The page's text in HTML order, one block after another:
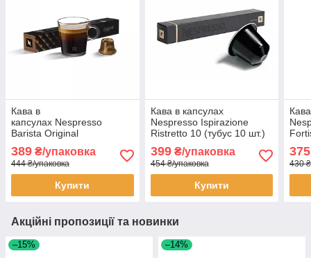
Кава в
капсулах Nespresso
Barista Original
Швейцарія Неспресо
ароматний смак шоколаду
389 ₴/упаковка
444 ₴/упаковка
Купити
Кава в капсулах
Nespresso Ispirazione
Ristretto 10 (тубус 10 шт.)
399₴/упаковка
454 ₴/упаковка
Купити
375
430
Акційні пропозиції та новинки
–15% –14%